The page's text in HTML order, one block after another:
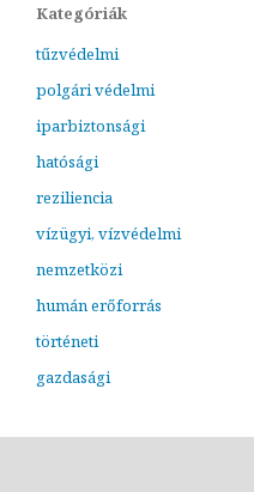
Kategóriák
tűzvédelmi
polgári védelmi
iparbiztonsági
hatósági
reziliencia
vízügyi, vízvédelmi
nemzetközi
humán erőforrás
történeti
gazdasági